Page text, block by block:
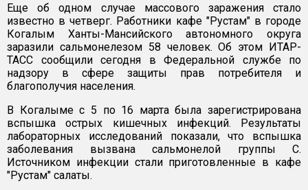
Еще об одном случае массового заражения стало
известно в четверг. Работники кафе "Рустам" в городе
Когалым Ханты-Мансийского автономного округа
заразили сальмонелезом 58 человек. Об этом ИТАР-
ТАСС сообщили сегодня в Федеральной службе по
надзору в сфере защиты прав потребителя и
благополучия населения.
В Когалыме с 5 по 16 марта была зарегистрирована
вспышка острых кишечных инфекций. Результаты
лабораторных исследований показали, что вспышка
заболевания вызвана сальмонелой группы С.
Источником инфекции стали приготовленные в кафе
"Рустам" салаты.